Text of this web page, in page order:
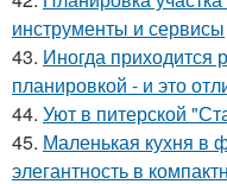
инструменты и сервисы
43. Иногда приходится
планировкой - и это
44. Уют в питерской
45. Маленькая кухня в
элегантность в